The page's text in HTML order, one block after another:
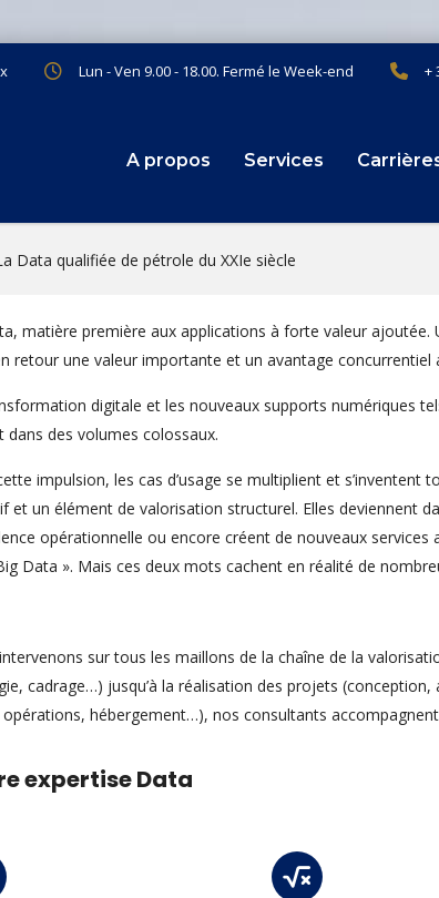
Lun - Ven 9.00 - 18.00. Fermé le Week-end +
A propos Services
Data qualifiée de pétrole du XXIe siècle
matière première aux applications à forte valeur
retour une valeur importante et un avantage concurrentiel
digitale et les nouveaux supports numériques
dans des volumes colossaux.
impulsion, les cas d’usage se multiplient et
et un élément de valorisation structurel. Elles deviennent
opérationnelle ou encore créent de nouveaux
Data ». Mais ces deux mots cachent en réalité de
sur tous les maillons de la chaîne de la
cadrage…) jusqu’à la réalisation des projets
opérations, hébergement…), nos consultants
expertise Data